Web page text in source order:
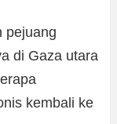
pejuang
di Gaza utara
kembali ke